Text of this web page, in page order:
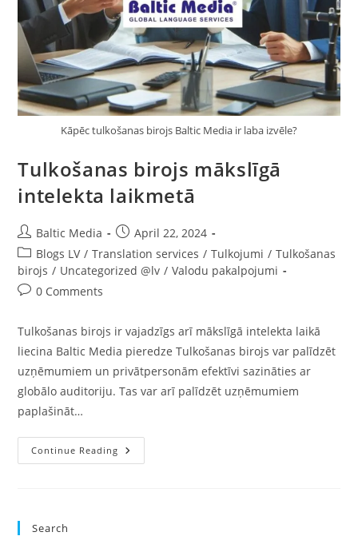
Kāpēc tulkošanas birojs Baltic Media ir laba izvēle?
Tulkošanas birojs mākslīgā
intelekta laikmetā
Post
author:
Baltic Media
Post
published:
April 22, 2024
Post
category:
Blogs LV / Translation services / Tulkojumi / Tulkošanas
birojs / Uncategorized @lv / Valodu pakalpojumi
Post0 Comments
Tulkošanas birojs ir vajadzīgs arī mākslīgā intelekta laikā
liecina Baltic Media pieredze Tulkošanas birojs var palīdzēt
uzņēmumiem un privātpersonām efektīvi sazināties ar
globālo auditoriju. Tas var arī palīdzēt uzņēmumiem
paplašināt…
Continue Reading Tulkošanas
Birojs
Search